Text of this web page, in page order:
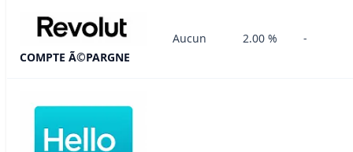
COMPTE Ã©PARGNE
Aucun 2.00 % -